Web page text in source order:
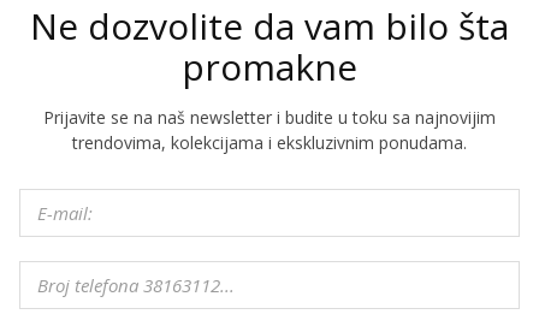
Ne dozvolite da vam bilo šta
promakne
Prijavite se na naš newsletter i budite u toku sa najnovijim
trendovima, kolekcijama i ekskluzivnim ponudama.